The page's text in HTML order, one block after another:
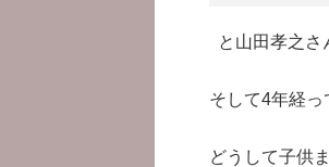
と山田孝之さ
そして4年経っ
どうして子供